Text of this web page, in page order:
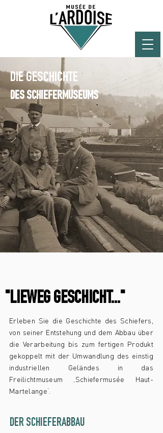
DIE GESCHICHTE
DES SCHIEFERMUSEUMS
"LIEWEG GESCHICHT..."
Erleben Sie die Geschichte des Schiefers,
von seiner Entstehung und dem Abbau über
die Verarbeitung bis zum fertigen Produkt
gekoppelt mit der Umwandlung des einstig
industriellen Geländes in das
Freilichtmuseum ‚Schiefermusée Haut-
Martelange‘.
DER SCHIEFERABBAU